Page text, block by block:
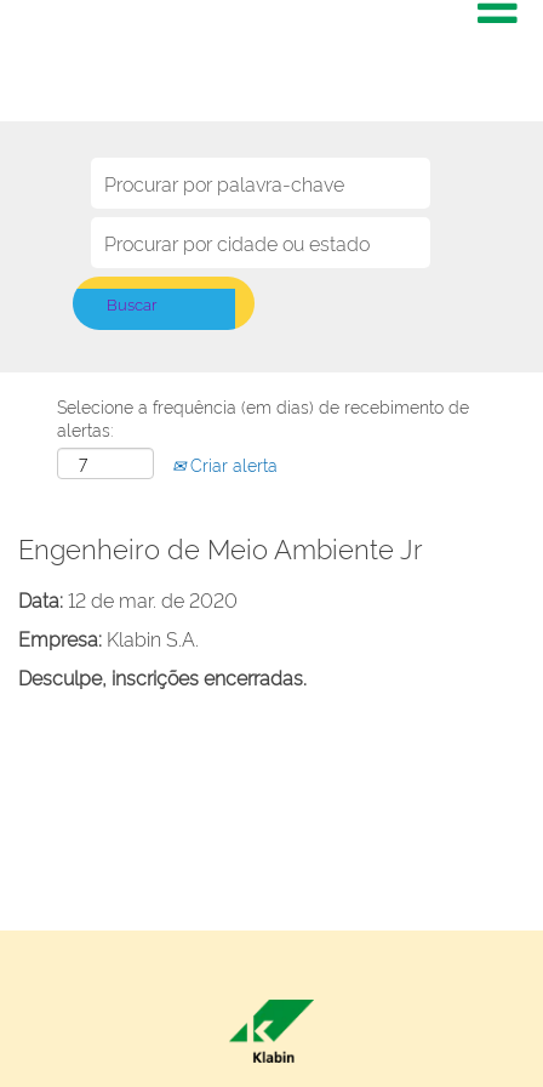
Selecione a frequência (em dias) de recebimento de
alertas:
Criar alerta
Engenheiro de Meio Ambiente Jr
Data:12 de mar. de 2020
Empresa: Klabin S.A.
Desculpe, inscrições encerradas.